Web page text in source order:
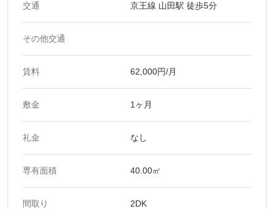
交通 京王線 山田駅 徒歩5分
その他交通
賃料 62,000円/月
敷金 1ヶ月
礼金 なし
専有面積 40.00㎡
間取り 2DK